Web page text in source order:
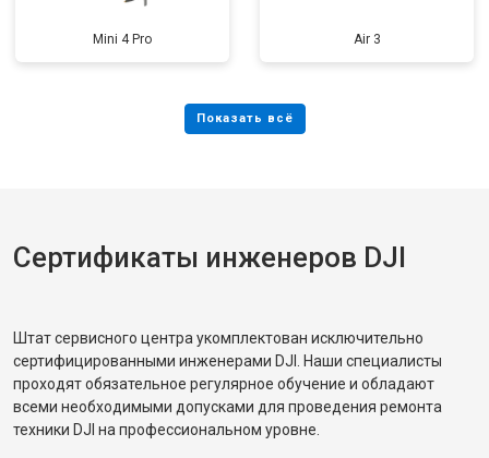
Mini 4 Pro Air 3
Сертификаты инженеров DJI
Штат сервисного центра укомплектован исключительно
сертифицированными инженерами DJI. Наши специалисты
проходят обязательное регулярное обучение и обладают
всеми необходимыми допусками для проведения ремонта
техники DJI на профессиональном уровне.